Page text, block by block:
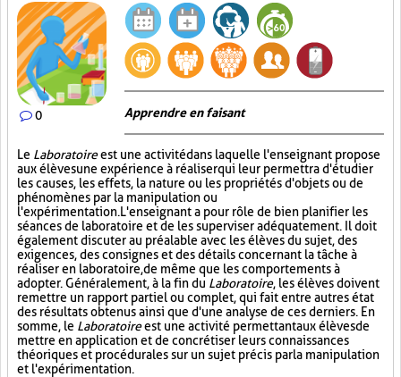
0 Apprendre en faisant
Le Laboratoireest une activité dans laquelle l'enseignant propose
aux élèves une expérience à réaliser qui leur permettra d'étudier
les causes, les effets, la nature ou les propriétés d'objets ou de
phénomènes par la manipulation ou
l'expérimentation. L'enseignant a pour rôle de bien planifier les
séances de laboratoire et de les superviser adéquatement. Il doit
également discuter au préalable avec les élèves du sujet, des
exigences, des consignes et des détails concernant la tâche à
réaliser en laboratoire, de même que les comportements à
adopter. Généralement, à la fin du Laboratoire, les élèves doivent
remettre un rapport partiel ou complet, qui fait entre autres état
des résultats obtenus ainsi que d'une analyse de ces derniers. En
somme, le Laboratoireest une activité permettant aux élèves de
mettre en application et de concrétiser leurs connaissances
théoriques et procédurales sur un sujet précis par la manipulation
et l'expérimentation.